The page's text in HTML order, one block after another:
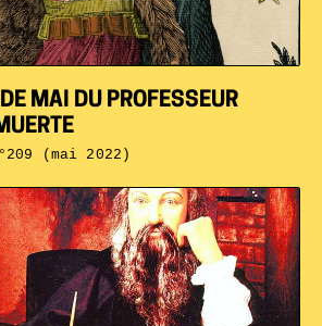
DE MAI DU PROFESSEUR
(mai 2022)